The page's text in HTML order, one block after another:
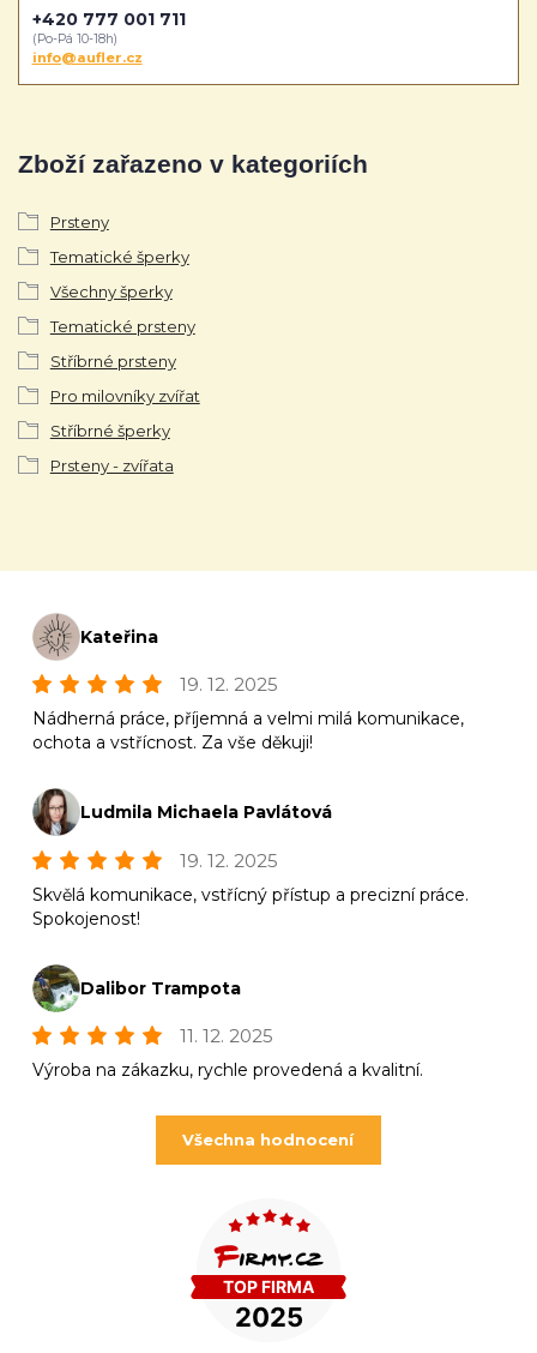
Zboží zařazeno v kategoriích
Prsteny
Tematické šperky
Všechny šperky
Tematické prsteny
Stříbrné prsteny
Pro milovníky zvířat
Stříbrné šperky
Prsteny - zvířata
+420 777 001 711
(Po-Pá 10-18h)
info@aufler.cz
Kateřina
19. 12. 2025
Nádherná práce, příjemná a velmi milá komunikace,
ochota a vstřícnost. Za vše děkuji!
Ludmila Michaela Pavlátová
19. 12. 2025
Skvělá komunikace, vstřícný přístup a precizní práce.
Spokojenost!
Dalibor Trampota
11. 12. 2025
Výroba na zákazku, rychle provedená a kvalitní.
Všechna hodnocení